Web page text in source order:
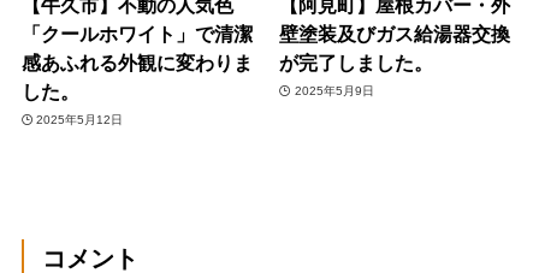
【牛久市】不動の人気色
「クールホワイト」で清潔
感あふれる外観に変わりま
した。
2025年5月12日
【阿見町】屋根カバー・外
壁塗装及びガス給湯器交換
が完了しました。
2025年5月9日
コメント